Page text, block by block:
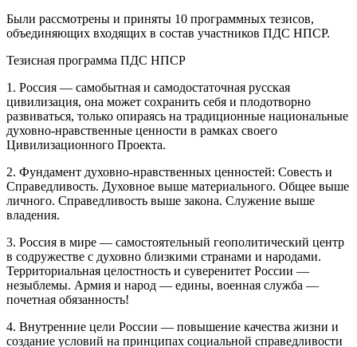
Были рассмотрены и приняты 10 программных тезисов,
объединяющих входящих в состав участников ПДС НПСР.
Тезисная программа ПДС НПСР
1. Россия — самобытная и самодостаточная русская
цивилизация, она может сохранить себя и плодотворно
развиваться, только опираясь на традиционные национальные
духовно-нравственные ценности в рамках своего
Цивилизационного Проекта.
2. Фундамент духовно-нравственных ценностей: Совесть и
Справедливость. Духовное выше материального. Общее выше
личного. Справедливость выше закона. Служение выше
владения.
3. Россия в мире — самостоятельный геополитический центр
в содружестве с духовно близкими странами и народами.
Территориальная целостность и суверенитет России —
незыблемы. Армия и народ — едины, военная служба —
почетная обязанность!
4. Внутренние цели России — повышение качества жизни и
создание условий на принципах социальной справедливости